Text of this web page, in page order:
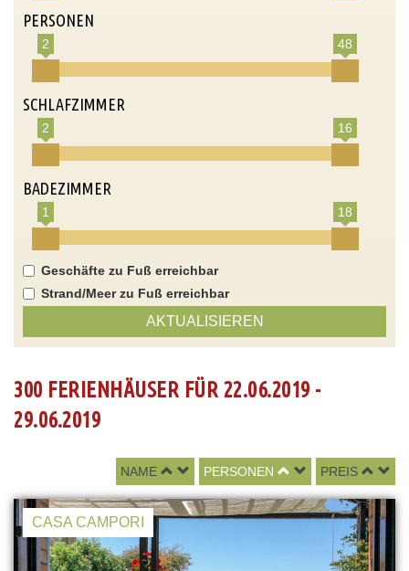
PERSONEN
2 48
SCHLAFZIMMER
2 16
BADEZIMMER
1 18
Geschäfte zu Fuß erreichbar
Strand/Meer zu Fuß erreichbar
AKTUALISIEREN
300 FERIENHÄUSER FÜR 22.06.2019 -
29.06.2019
NAME PERSONEN PREIS
CASA CAMPORI